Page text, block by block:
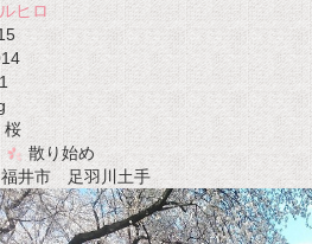
ヒロ
1
桜
散り始め
井市 足羽川土手